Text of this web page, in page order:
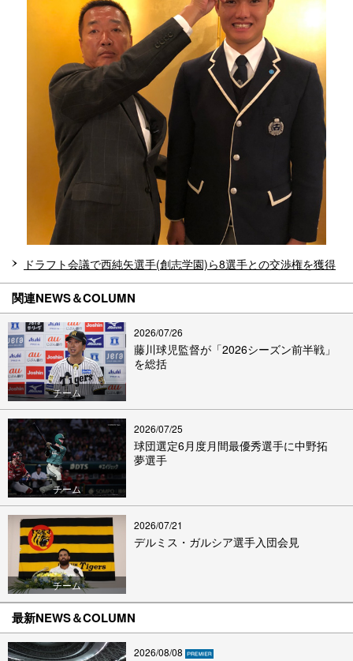
ドラフト会議で西純矢選手(創志学園)ら8選手との交渉権を獲得
関連NEWS＆COLUMN
チーム
2026/07/26
藤川球児監督が「2026シーズン前半戦」
を総括
チーム
2026/07/25
球団選定6月度月間最優秀選手に中野拓
夢選手
チーム
2026/07/21
デルミス・ガルシア選手入団会見
最新NEWS＆COLUMN
2026/08/08